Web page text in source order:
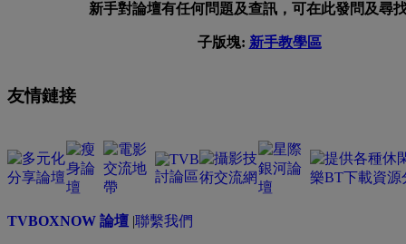
新手對論壇有任何問題及查訊，可在此發問及尋
子版塊: 新手教學區
友情鏈接
TVBOXNOW 論壇 |聯繫我們